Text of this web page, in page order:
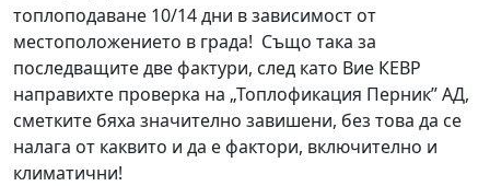
топлоподаване 10/14 дни в зависимост от
местоположението в града! Също така за
последващите две фактури, след като Вие КЕВР
направихте проверка на „Топлофикация Перник” АД,
сметките бяха значително завишени, без това да се
налага от каквито и да е фактори, включително и
климатични!